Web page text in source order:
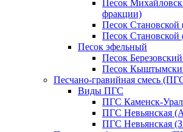
Песок
фракции)
Песок
Песок Становской
Песок эфельный
Песок
Песок
Песчано-гравийная смесь
Виды ПГС
ПГС Каменск-
ПГС Невьянская
ПГС Невьянская